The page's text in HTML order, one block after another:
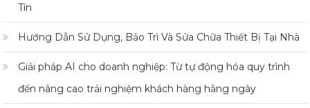
Tín
Hướng Dẫn Sử Dụng, Bảo Trì Và Sửa Chữa Thiết Bị Tại Nhà
Giải pháp AI cho doanh nghiệp: Từ tự động hóa quy trình
đến nâng cao trải nghiệm khách hàng hằng ngày